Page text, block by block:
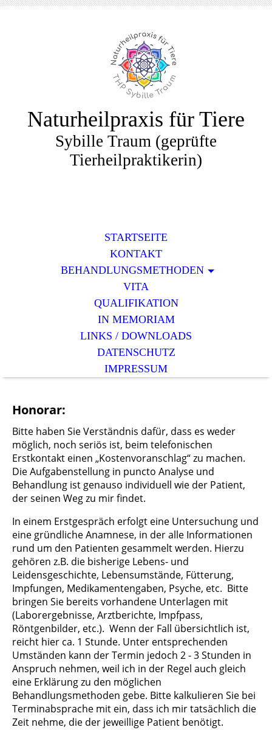
Naturheilpraxis für Tiere
Sybille Traum (geprüfte
Tierheilpraktikerin)
STARTSEITE
KONTAKT
BEHANDLUNGSMETHODEN
VITA
QUALIFIKATION
IN MEMORIAM
LINKS / DOWNLOADS
DATENSCHUTZ
IMPRESSUM
Honorar:
Bitte haben Sie Verständnis dafür, dass es weder
möglich, noch seriös ist, beim telefonischen
Erstkontakt einen „Kostenvoranschlag“ zu machen.
Die Aufgabenstellung in puncto Analyse und
Behandlung ist genauso individuell wie der Patient,
der seinen Weg zu mir findet.
In einem Erstgespräch erfolgt eine Untersuchung und
eine gründliche Anamnese, in der alle Informationen
rund um den Patienten gesammelt werden. Hierzu
gehören z.B. die bisherige Lebens- und
Leidensgeschichte, Lebensumstände, Fütterung,
Impfungen, Medikamentengaben, Psyche, etc. Bitte
bringen Sie bereits vorhandene Unterlagen mit
(Laborergebnisse, Arztberichte, Impfpass,
Röntgenbilder, etc.). Wenn der Fall übersichtlich ist,
reicht hier ca. 1 Stunde. Unter entsprechenden
Umständen kann der Termin jedoch 2 - 3 Stunden in
Anspruch nehmen, weil ich in der Regel auch gleich
eine Erklärung zu den möglichen
Behandlungsmethoden gebe. Bitte kalkulieren Sie bei
Terminabsprache mit ein, dass ich mir tatsächlich die
Zeit nehme, die der jeweillige Patient benötigt.